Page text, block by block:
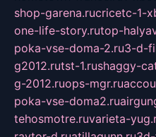
shop-garena.rucricetc-1-
one-life-story.rutop-
poka-vse-doma-2.ru3-d-
g2012.rutst-1.rushaggy-
g-2012.ruops-mgr.ru
poka-vse-doma2.ru
tehosmotre.ruvarieta-